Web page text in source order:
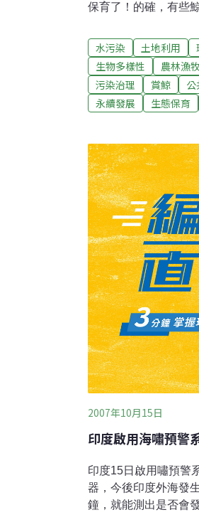
保育了！的確，有些
繩釣上的鮪魚──高經
就算算去，當作沒看
民抱怨著，「像有的
做的研究（葉權德，
究，2003，臺灣大學
平均收益3,137元，
下，顯著減少。
水污染 土地利用
生物多樣性
農林漁
污染治理
賞鯨 公
永續發展
生態保育
2007年10月15日
印度啟用海嘯預警
印度15日啟用嘯預警
器，今後印度外海發
鐘，就能測出是否會